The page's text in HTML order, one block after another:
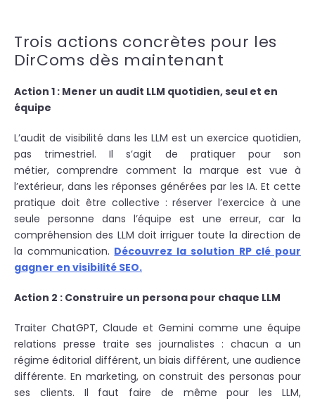
Trois actions concrètes pour les
DirComs dès maintenant
Action 1 : Mener un audit LLM quotidien, seul et en
équipe
L’audit de visibilité dans les LLM est un exercice quotidien,
pas trimestriel. Il s’agit de pratiquer pour son
métier, comprendre comment la marque est vue à
l’extérieur, dans les réponses générées par les IA. Et cette
pratique doit être collective : réserver l’exercice à une
seule personne dans l’équipe est une erreur, car la
compréhension des LLM doit irriguer toute la direction de
la communication. Découvrez la solution RP clé pour
gagner en visibilité SEO.
Action 2 : Construire un persona pour chaque LLM
Traiter ChatGPT, Claude et Gemini comme une équipe
relations presse traite ses journalistes : chacun a un
régime éditorial différent, un biais différent, une audience
différente. En marketing, on construit des personas pour
ses clients. Il faut faire de même pour les LLM,